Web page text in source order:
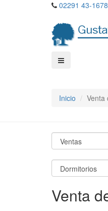
02291 43-1678
Inicio Venta
Venta